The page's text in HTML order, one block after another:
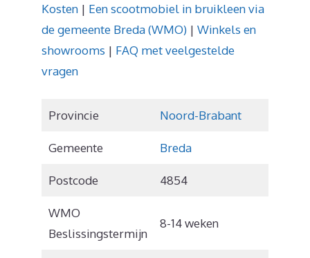
Kosten | Een scootmobiel in bruikleen via
de gemeente Breda (WMO) | Winkels en
showrooms | FAQ met veelgestelde
vragen
Provincie Noord-Brabant
Gemeente Breda
Postcode 4854
WMO
Beslissingstermijn
8-14 weken